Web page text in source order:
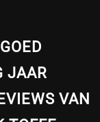
JAAR
VAN